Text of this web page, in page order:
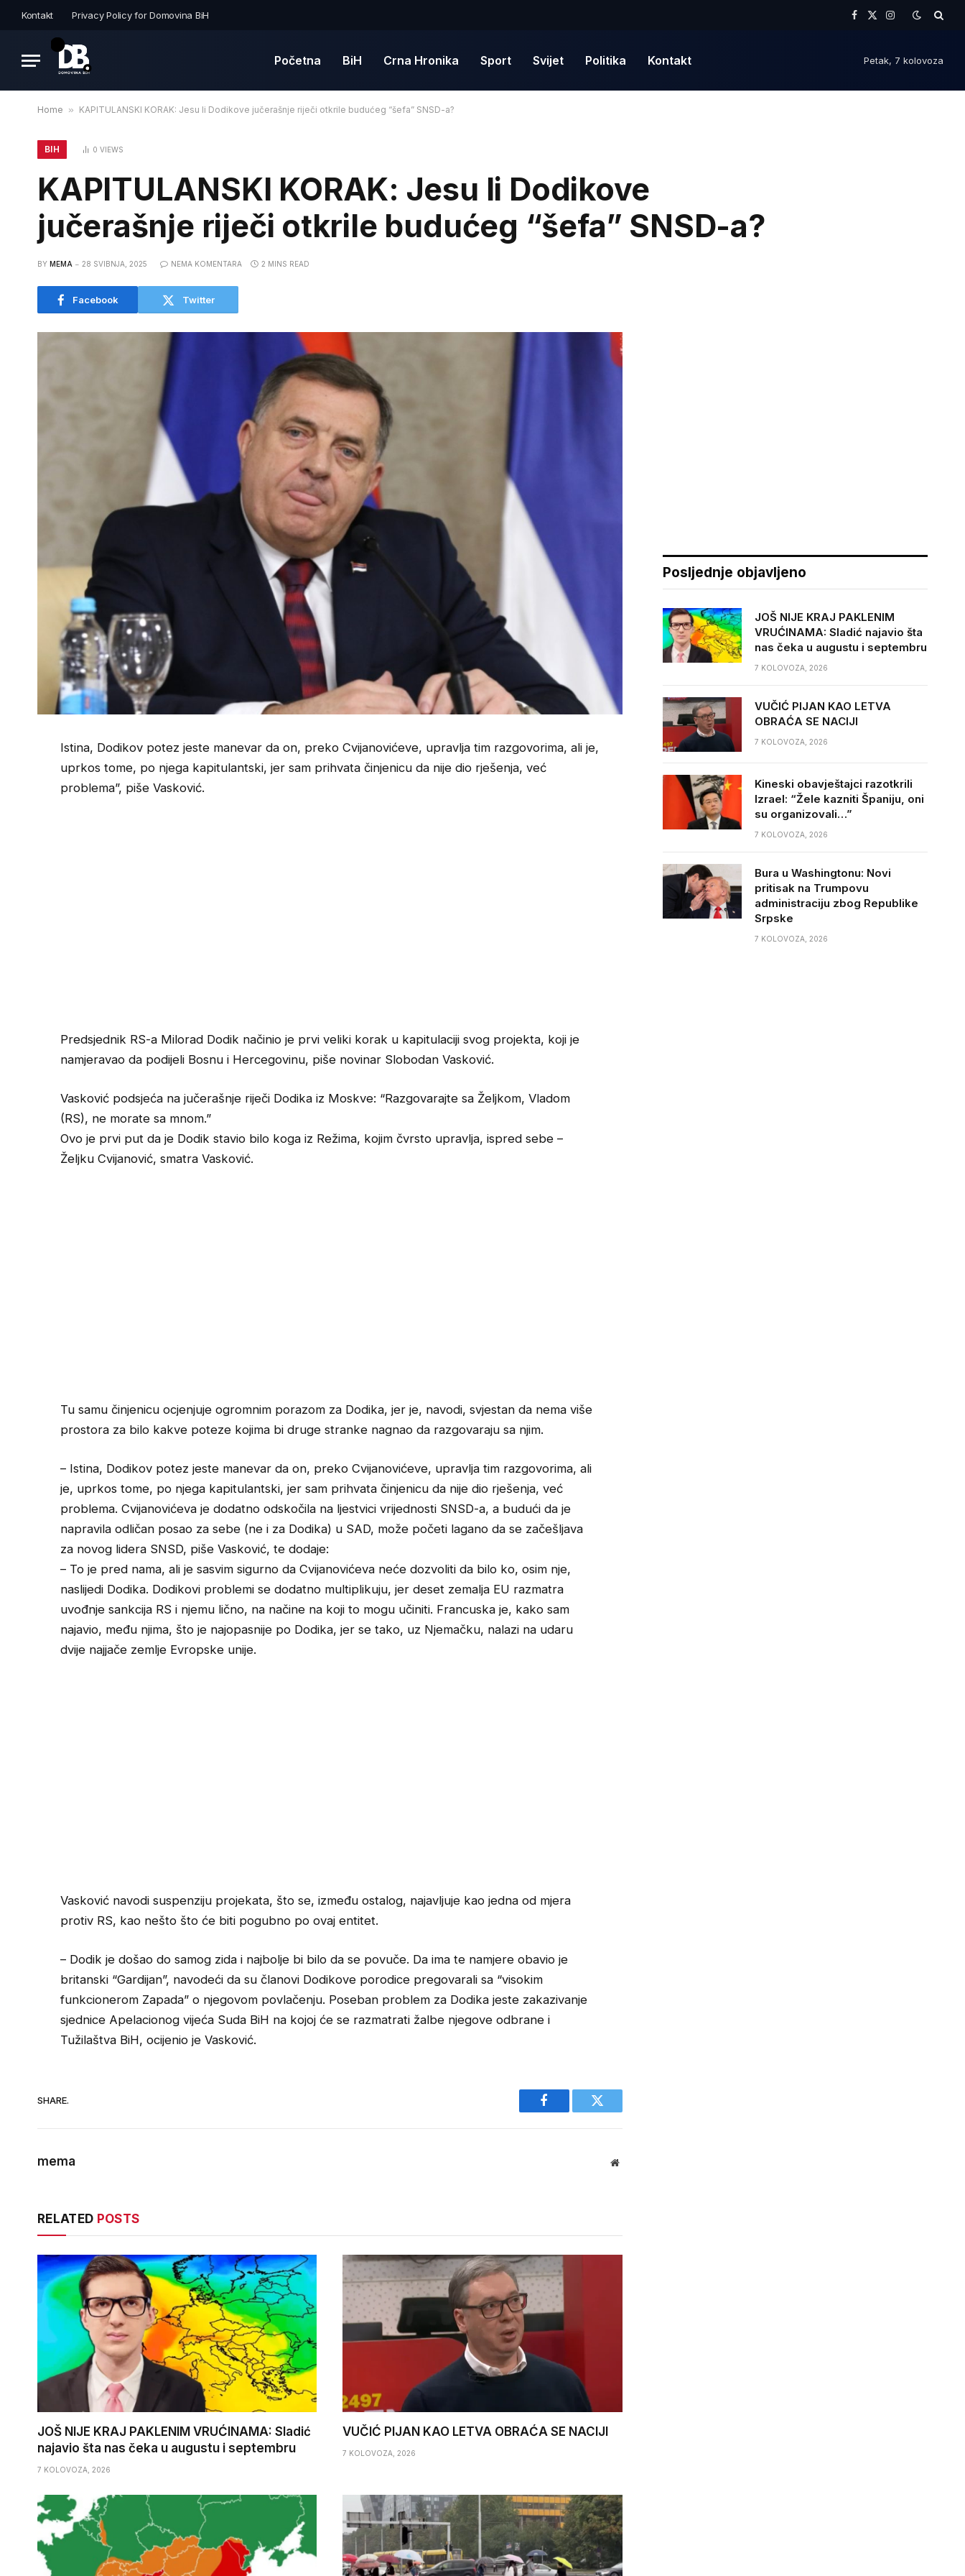
Kontakt Privacy Policy for Domovina BiH
Facebook
X
Instagram
Početna BiH Crna Hronika Sport Svijet Politika Kontakt Petak, 7 kolovoza
Home » KAPITULANSKI KORAK: Jesu li Dodikove jučerašnje riječi otkrile budućeg “šefa” SNSD-a?
BIH 0VIEWS
KAPITULANSKI KORAK: Jesu li Dodikove
jučerašnje riječi otkrile budućeg “šefa” SNSD-a?
BY MEMA 28 SVIBNJA, 2025 NEMA KOMENTARA 2 MINS READ
Facebook Twitter
Istina, Dodikov potez jeste manevar da on, preko Cvijanovićeve, upravlja tim razgovorima, ali je,
uprkos tome, po njega kapitulantski, jer sam prihvata činjenicu da nije dio rješenja, već
problema”, piše Vasković.
Predsjednik RS-a Milorad Dodik načinio je prvi veliki korak u kapitulaciji svog projekta, koji je
namjeravao da podijeli Bosnu i Hercegovinu, piše novinar Slobodan Vasković.
Vasković podsjeća na jučerašnje riječi Dodika iz Moskve: “Razgovarajte sa Željkom, Vladom
(RS), ne morate sa mnom.”
Ovo je prvi put da je Dodik stavio bilo koga iz Režima, kojim čvrsto upravlja, ispred sebe –
Željku Cvijanović, smatra Vasković.
Tu samu činjenicu ocjenjuje ogromnim porazom za Dodika, jer je, navodi, svjestan da nema više
prostora za bilo kakve poteze kojima bi druge stranke nagnao da razgovaraju sa njim.
– Istina, Dodikov potez jeste manevar da on, preko Cvijanovićeve, upravlja tim razgovorima, ali
je, uprkos tome, po njega kapitulantski, jer sam prihvata činjenicu da nije dio rješenja, već
problema. Cvijanovićeva je dodatno odskočila na ljestvici vrijednosti SNSD-a, a budući da je
napravila odličan posao za sebe (ne i za Dodika) u SAD, može početi lagano da se začešljava
za novog lidera SNSD, piše Vasković, te dodaje:
– To je pred nama, ali je sasvim sigurno da Cvijanovićeva neće dozvoliti da bilo ko, osim nje,
naslijedi Dodika. Dodikovi problemi se dodatno multiplikuju, jer deset zemalja EU razmatra
uvođnje sankcija RS i njemu lično, na načine na koji to mogu učiniti. Francuska je, kako sam
najavio, među njima, što je najopasnije po Dodika, jer se tako, uz Njemačku, nalazi na udaru
dvije najjače zemlje Evropske unije.
Vasković navodi suspenziju projekata, što se, između ostalog, najavljuje kao jedna od mjera
protiv RS, kao nešto što će biti pogubno po ovaj entitet.
– Dodik je došao do samog zida i najbolje bi bilo da se povuče. Da ima te namjere obavio je
britanski “Gardijan”, navodeći da su članovi Dodikove porodice pregovarali sa “visokim
funkcionerom Zapada” o njegovom povlačenju. Poseban problem za Dodika jeste zakazivanje
sjednice Apelacionog vijeća Suda BiH na kojoj će se razmatrati žalbe njegove odbrane i
Tužilaštva BiH, ocijenio je Vasković.
SHARE.
Facebook Twitter
mema Website
RELATED POSTS
JOŠ NIJE KRAJ PAKLENIM VRUĆINAMA: Sladić
najavio šta nas čeka u augustu i septembru
7 KOLOVOZA, 2026
VUČIĆ PIJAN KAO LETVA OBRAĆA SE NACIJI
7 KOLOVOZA, 2026
Posljednje objavljeno
JOŠ NIJE KRAJ PAKLENIM
VRUĆINAMA: Sladić najavio šta
nas čeka u augustu i septembru
7 KOLOVOZA, 2026
VUČIĆ PIJAN KAO LETVA
OBRAĆA SE NACIJI
7 KOLOVOZA, 2026
Kineski obavještajci razotkrili
Izrael: “Žele kazniti Španiju, oni
su organizovali…”
7 KOLOVOZA, 2026
Bura u Washingtonu: Novi
pritisak na Trumpovu
administraciju zbog Republike
Srpske
7 KOLOVOZA, 2026